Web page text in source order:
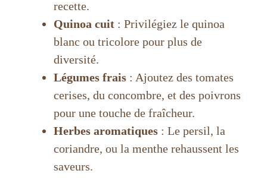
recette.
Quinoa cuit : Privilégiez le quinoa
blanc ou tricolore pour plus de
diversité.
Légumes frais : Ajoutez des tomates
cerises, du concombre, et des poivrons
pour une touche de fraîcheur.
Herbes aromatiques : Le persil, la
coriandre, ou la menthe rehaussent les
saveurs.